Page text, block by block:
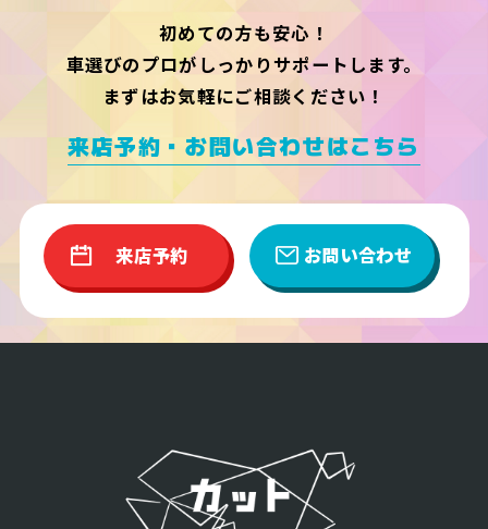
初めての方も安心！
車選びのプロがしっかりサポートします。
まずはお気軽にご相談ください！
来店予約・お問い合わせはこちら
来店予約 お問い合わせ